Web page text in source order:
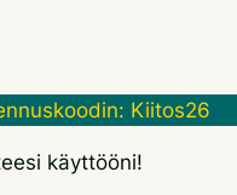
Kiitos26
käyttööni!